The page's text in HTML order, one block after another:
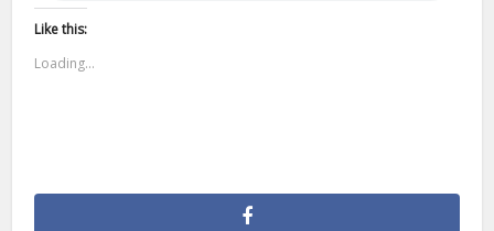
Like this:
Loading...